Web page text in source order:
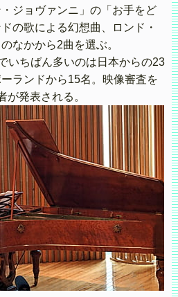
ジョヴァンニ」の「お手をど
の歌による幻想曲、ロンド・
なかから2曲を選ぶ。
いちばん多いのは日本からの23
ランドから15名。映像審査を
が発表される。